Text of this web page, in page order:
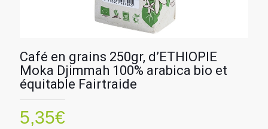
Café en grains 250gr, d’ETHIOPIE
Moka Djimmah 100% arabica bio et
équitable Fairtraide
5,35€